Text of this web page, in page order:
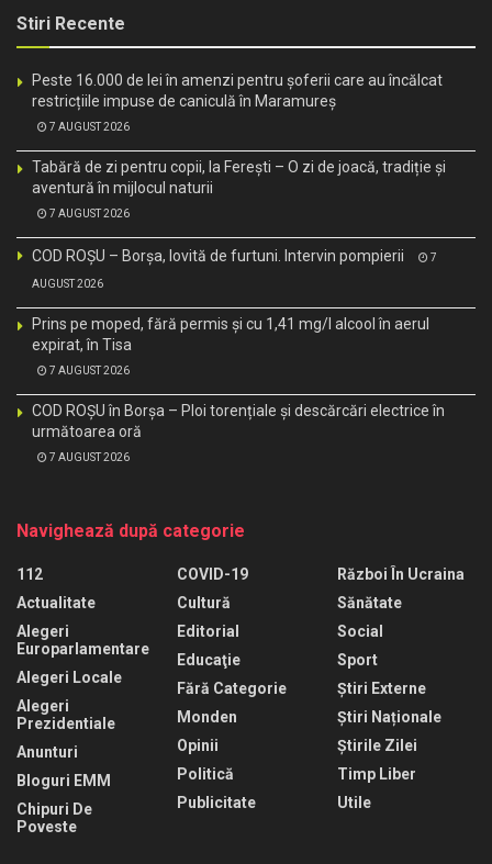
Stiri Recente
Peste 16.000 de lei în amenzi pentru șoferii care au încălcat
restricțiile impuse de caniculă în Maramureș
7 AUGUST 2026
Tabără de zi pentru copii, la Ferești – O zi de joacă, tradiție și
aventură în mijlocul naturii
7 AUGUST 2026
COD ROȘU – Borșa, lovită de furtuni. Intervin pompierii 7
AUGUST 2026
Prins pe moped, fără permis și cu 1,41 mg/l alcool în aerul
expirat, în Tisa
7 AUGUST 2026
COD ROȘU în Borșa – Ploi torențiale și descărcări electrice în
următoarea oră
7 AUGUST 2026
Navighează după categorie
112
Actualitate
Alegeri
Europarlamentare
Alegeri Locale
Alegeri
Prezidentiale
Anunturi
Bloguri EMM
Chipuri De
Poveste
COVID-19
Cultură
Editorial
Educaţie
Fără Categorie
Monden
Opinii
Politică
Publicitate
Război În Ucraina
Sănătate
Social
Sport
Știri Externe
Știri Naționale
Știrile Zilei
Timp Liber
Utile